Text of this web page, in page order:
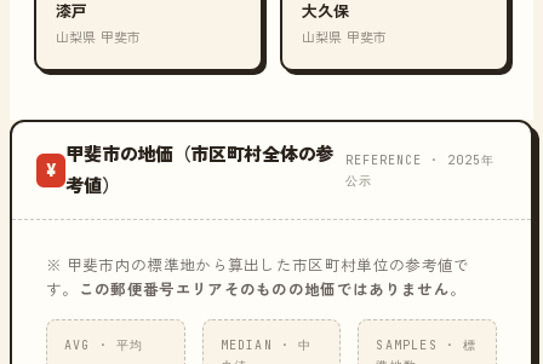
漆戸
山梨県 甲斐市
大久保
山梨県 甲斐市
¥
甲斐市の地価（市区町村全体の参
考値）
REFERENCE · 2025年
公示
※ 甲斐市内の標準地から算出した市区町村単位の参考値で
す。
この郵便番号エリアそのものの地価ではありません。
AVG · 平均
MEDIAN · 中
SAMPLES · 標